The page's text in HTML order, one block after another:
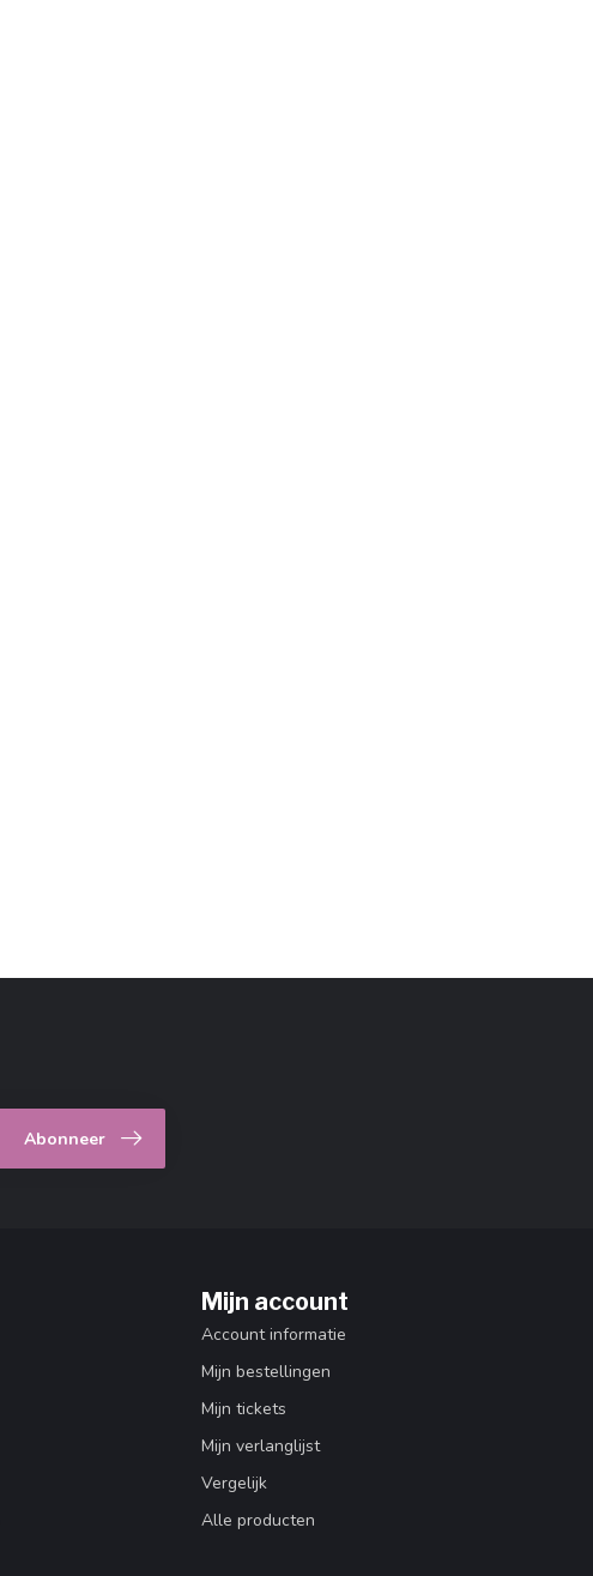
Abonneer
Mijn account
Account informatie
Mijn bestellingen
Mijn tickets
Mijn verlanglijst
Vergelijk
Alle producten